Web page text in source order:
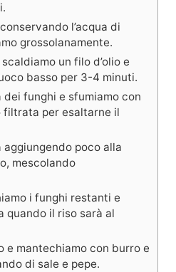
l’acqua di
grossolanamente.
un filo d’olio e
basso per 3-4 minuti.
dei funghi e sfumiamo con
filtrata per esaltarne il
poco alla
mescolando
i funghi restanti e
quando il riso sarà al
e mantechiamo con burro e
di sale e pepe.